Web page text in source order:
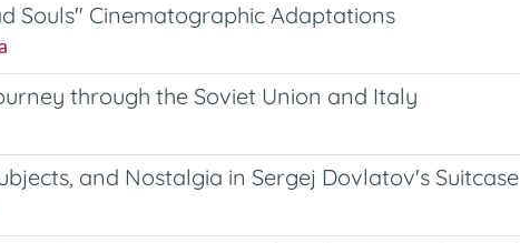
Souls" Cinematographic Adaptations
through the Soviet Union and Italy
and Nostalgia in Sergej Dovlatov's Suitcase